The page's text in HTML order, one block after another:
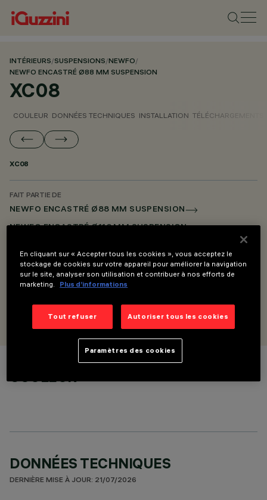
INTÉRIEURS/SUSPENSIONS/NEWFO/
NEWFO ENCASTRÉ Ø88 MM SUSPENSION
XC08
COULEUR DONNÉES TECHNIQUES INSTALLATION TÉLÉCHARGEMENTS
XC08
FAIT PARTIE DE
NEWFO ENCASTRÉ Ø88 MM SUSPENSION
NEWFO ENCASTRÉ Ø116 MM SUSPENSION
DESCRIPTION
Base d'encastrement pour Newfo Suspension Ø88 et Ø116
CONÇU PAR
COULEUR
DONNÉES TECHNIQUES
DERNIÈRE MISE À JOUR: 21/07/2026
En cliquant sur « Accepter tous les cookies », vous acceptez le
stockage de cookies sur votre appareil pour améliorer la navigation
sur le site, analyser son utilisation et contribuer à nos efforts de
marketing.
Plus d’informations
Tout refuser Autoriser tous les cookies
Paramètres des cookies